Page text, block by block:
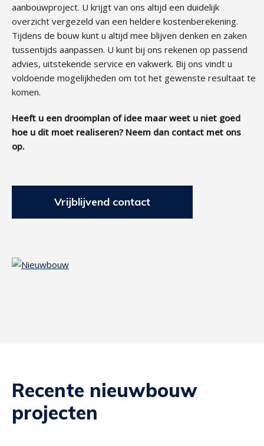
aanbouwproject. U krijgt van ons altijd een duidelijk
overzicht vergezeld van een heldere kostenberekening.
Tijdens de bouw kunt u altijd mee blijven denken en zaken
tussentijds aanpassen. U kunt bij ons rekenen op passend
advies, uitstekende service en vakwerk. Bij ons vindt u
voldoende mogelijkheden om tot het gewenste resultaat te
komen.
Heeft u een droomplan of idee maar weet u niet goed
hoe u dit moet realiseren? Neem dan contact met ons
op.
Vrijblijvend contact
Recente nieuwbouw
projecten